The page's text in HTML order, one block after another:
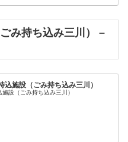
み持ち込み三川） –
込施設（ごみ持ち込み三川）
設（ごみ持ち込み三川）